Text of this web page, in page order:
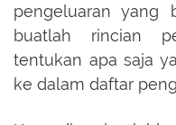
pengeluaran yang
buatlah rincian
tentukan apa saja
ke dalam daftar